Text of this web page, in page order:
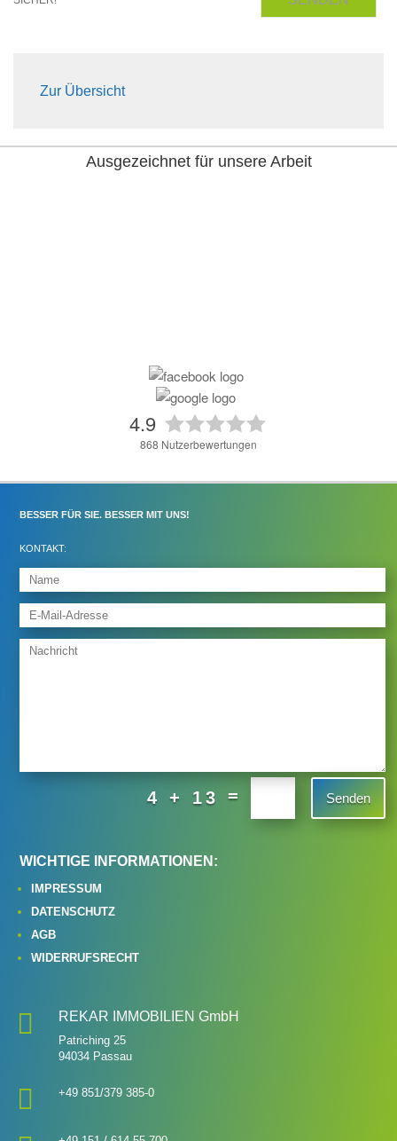
Zur Übersicht
Ausgezeichnet für unsere Arbeit
4.9
868 Nutzerbewertungen
BESSER FÜR SIE. BESSER MIT UNS!
KONTAKT:
4 + 13 = Senden
WICHTIGE INFORMATIONEN:
IMPRESSUM
DATENSCHUTZ
AGB
WIDERRUFSRECHT
 REKAR IMMOBILIEN GmbH
Patriching 25
94034 Passau
 +49 851/379 385-0